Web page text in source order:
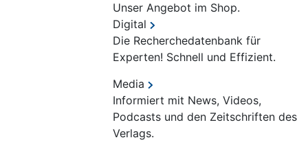
Unser Angebot im Shop.
Digital
Die Recherchedatenbank für
Experten! Schnell und Effizient.
Media
Informiert mit News, Videos,
Podcasts und den Zeitschriften des
Verlags.